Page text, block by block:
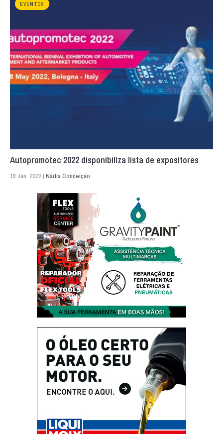
EVENTOS
Autopromotec 2022 disponibiliza lista de expositores
19 Jan. 2022 | Nádia Conceição